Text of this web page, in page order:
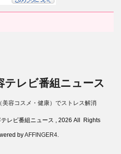
テレビ番組ニュース
容コスメ・健康）でストレス解消
レビ番組ニュース , 2026 All Rights
byAFFINGER4.